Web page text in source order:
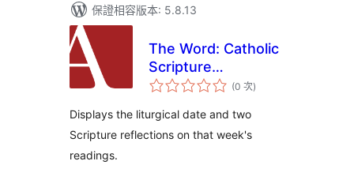
保證相容版本: 5.8.13
The Word: Catholic
Scripture
Reflections (0 次評
分)
Displays the liturgical date and two
Scripture reflections on that week's
readings.